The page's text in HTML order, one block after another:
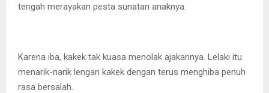
tengah merayakan pesta sunatan anaknya.
Karena iba, kakek tak kuasa menolak ajakannya. Lelaki itu
menarik-narik lengan kakek dengan terus menghiba penuh
rasa bersalah.